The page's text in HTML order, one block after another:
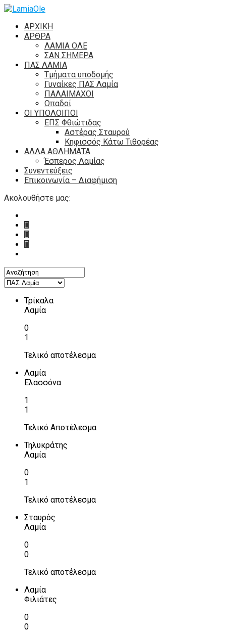
ΑΡΧΙΚΗ
ΑΡΘΡΑ
ΛΑΜΙΑ ΟΛΕ
ΣΑΝ ΣΗΜΕΡΑ
ΠΑΣ ΛΑΜΙΑ
Τμήματα υποδομής
Γυναίκες ΠΑΣ Λαμία
ΠΑΛΑΙΜΑΧΟΙ
Οπαδοί
ΟΙ ΥΠΟΛΟΙΠΟΙ
ΕΠΣ Φθιώτιδας
Αστέρας Σταυρού
Κηφισσός Κάτω Τιθορέας
ΑΛΛΑ ΑΘΛΗΜΑΤΑ
Έσπερος Λαμίας
Συνεντεύξεις
Επικοινωνία – Διαφήμιση
Ακολουθήστε μας:
Τρίκαλα
Λαμία
0
1
Τελικό αποτέλεσμα
Λαμία
Ελασσόνα
1
1
Τελικό Αποτέλεσμα
Τηλυκράτης
Λαμία
0
1
Τελικό αποτέλεσμα
Σταυρός
Λαμία
0
0
Τελικό αποτέλεσμα
Λαμία
Φιλιάτες
0
0